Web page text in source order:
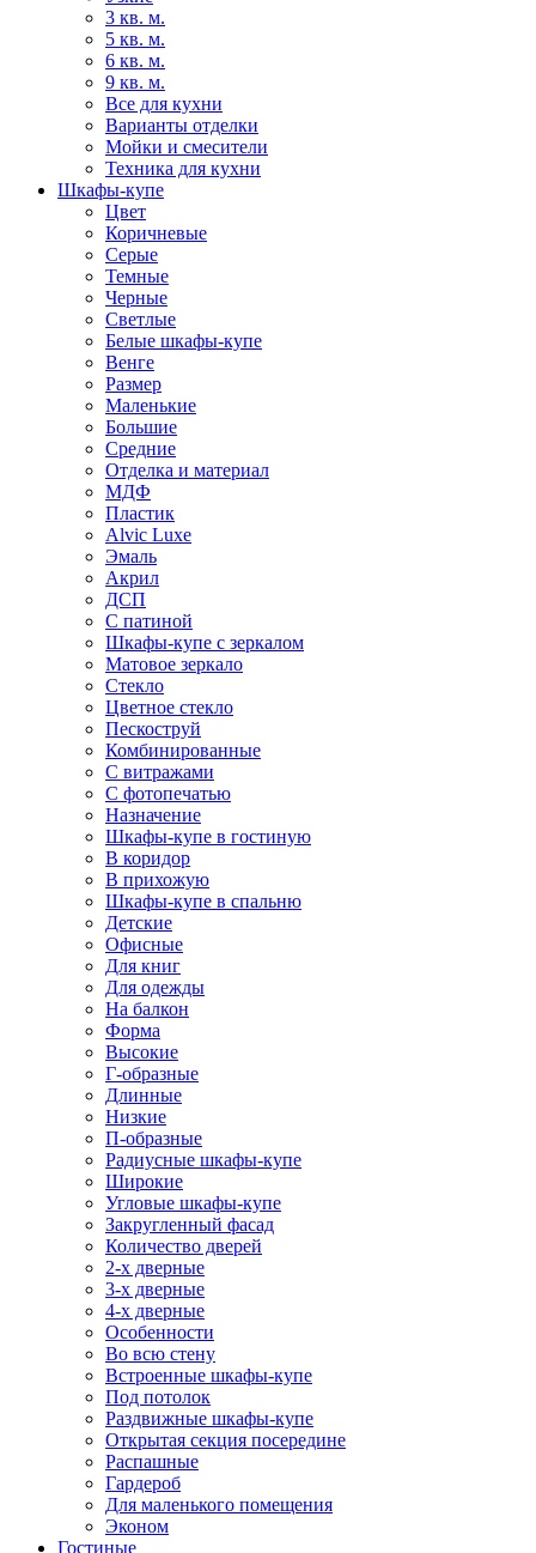
3 кв. м.
5 кв. м.
6 кв. м.
9 кв. м.
Все для кухни
Варианты отделки
Мойки и смесители
Техника для кухни
Шкафы-купе
Цвет
Коричневые
Серые
Темные
Черные
Светлые
Белые шкафы-купе
Венге
Размер
Маленькие
Большие
Средние
Отделка и материал
МДФ
Пластик
Alvic Luxe
Эмаль
Акрил
ДСП
С патиной
Шкафы-купе с зеркалом
Матовое зеркало
Стекло
Цветное стекло
Пескоструй
Комбинированные
С витражами
С фотопечатью
Назначение
Шкафы-купе в гостиную
В коридор
В прихожую
Шкафы-купе в спальню
Детские
Офисные
Для книг
Для одежды
На балкон
Форма
Высокие
Г-образные
Длинные
Низкие
П-образные
Радиусные шкафы-купе
Широкие
Угловые шкафы-купе
Закругленный фасад
Количество дверей
2-х дверные
3-х дверные
4-х дверные
Особенности
Во всю стену
Встроенные шкафы-купе
Под потолок
Раздвижные шкафы-купе
Открытая секция посередине
Распашные
Гардероб
Для маленького помещения
Эконом
Гостиные